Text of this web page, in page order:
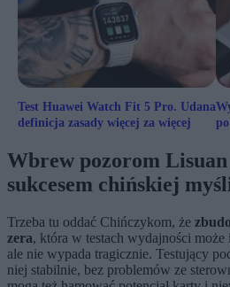
Test Huawei Watch Fit 5 Pro. Udana
definicja zasady więcej za więcej
Wbrew pozorom
sukcesem chińskiej
Trzeba tu oddać Chińczykom, że
zera, która w testach wydajności
ale nie wypada tragicznie. Testujący
niej stabilnie, bez problemów ze